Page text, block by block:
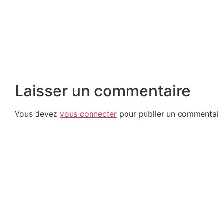
Laisser un commentaire
Vous devez vous connecter pour publier un